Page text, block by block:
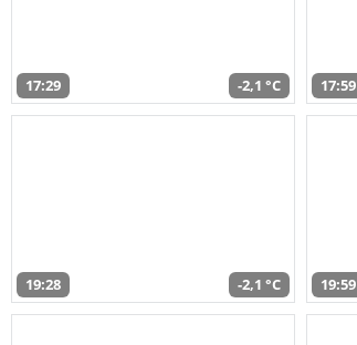
17:29 -2,1 °C 17:59
19:28 -2,1 °C 19:59